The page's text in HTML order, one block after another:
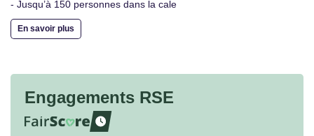
- Jusqu’à 150 personnes dans la cale
En savoir plus
Engagements RSE
waiting